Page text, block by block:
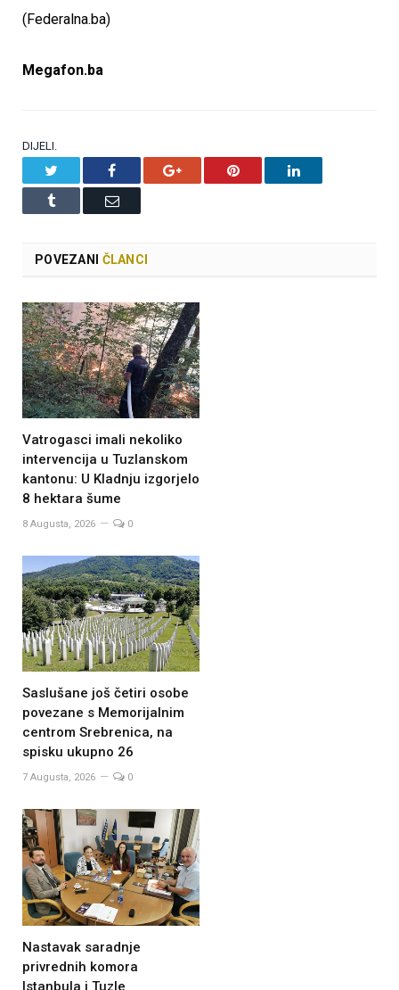
(Federalna.ba)
Megafon.ba
DIJELI.
Facebook Google+ Pinterest LinkedIn
Tumblr Email
POVEZANI ČLANCI
Vatrogasci imali nekoliko
intervencija u Tuzlanskom
kantonu: U Kladnju izgorjelo
8 hektara šume
8 Augusta, 2026 0
Saslušane još četiri osobe
povezane s Memorijalnim
centrom Srebrenica, na
spisku ukupno 26
7 Augusta, 2026 0
Nastavak saradnje
privrednih komora
Istanbula i Tuzle